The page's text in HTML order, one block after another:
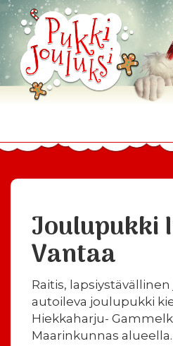
Joulupukki
Vantaa
Raitis,
autoileva joulupukki
Hiekkaharju-
Maarinkunnas alueella.